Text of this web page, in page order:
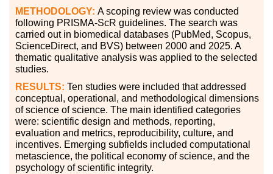
METHODOLOGY: A scoping review was conducted
following PRISMA-ScR guidelines. The search was
carried out in biomedical databases (PubMed, Scopus,
ScienceDirect, and BVS) between 2000 and 2025. A
thematic qualitative analysis was applied to the selected
studies.
RESULTS: Ten studies were included that addressed
conceptual, operational, and methodological dimensions
of science of science. The main identified categories
were: scientific design and methods, reporting,
evaluation and metrics, reproducibility, culture, and
incentives. Emerging subfields included computational
metascience, the political economy of science, and the
psychology of scientific integrity.